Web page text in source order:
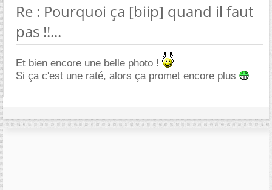
Re : Pourquoi ça [biip] quand il faut
pas !!...
Et bien encore une belle photo !
Si ça c'est une raté, alors ça promet encore plus